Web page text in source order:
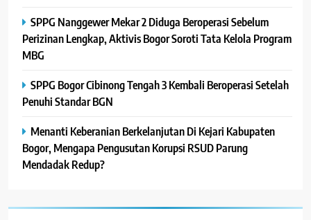
SPPG Nanggewer Mekar 2 Diduga Beroperasi Sebelum
Perizinan Lengkap, Aktivis Bogor Soroti Tata Kelola Program
MBG
SPPG Bogor Cibinong Tengah 3 Kembali Beroperasi Setelah
Penuhi Standar BGN
Menanti Keberanian Berkelanjutan Di Kejari Kabupaten
Bogor, Mengapa Pengusutan Korupsi RSUD Parung
Mendadak Redup?